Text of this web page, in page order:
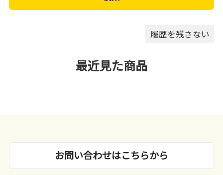
履歴を残さない
最近見た商品
お問い合わせはこちらから